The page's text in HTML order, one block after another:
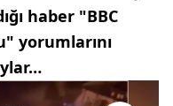
haber "BBC
yorumlarını